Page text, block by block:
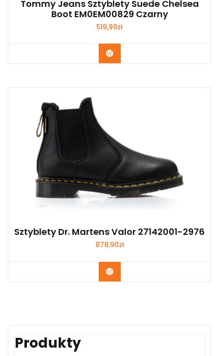
Tommy Jeans Sztyblety Suede Chelsea
Boot EM0EM00829 Czarny
519,99zł
Kup Teraz
Sztyblety Dr. Martens Valor 27142001-2976
878,90zł
Kup Teraz
Produkty